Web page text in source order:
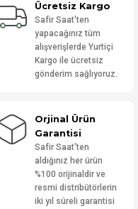
Ücretsiz Kargo
Safir Saat'ten
yapacağınız tüm
alışverişlerde Yurtiçi
Kargo ile ücretsiz
gönderim sağlıyoruz.
Orjinal Ürün
Garantisi
Safir Saat'ten
aldığınız her ürün
%100 orijinaldir ve
resmi distribütörlerin
iki yıl süreli garantisi